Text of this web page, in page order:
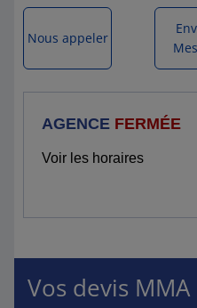
AGENCE FERMÉE
Voir les horaires
Nous appeler
Vos devis MMA